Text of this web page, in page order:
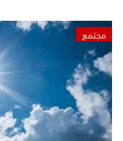
مجتمع